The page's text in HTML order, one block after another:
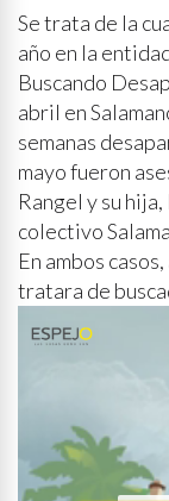
Se trata de la
año en la
Buscando
abril en
semanas
mayo fueron
Rangel y su
colectivo
En ambos
tratara de